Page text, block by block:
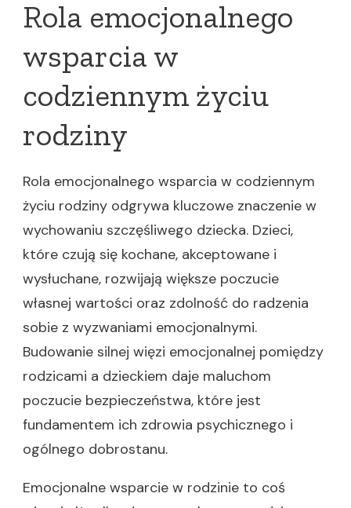
Rola emocjonalnego
wsparcia w
codziennym życiu
rodziny
Rola emocjonalnego wsparcia w codziennym
życiu rodziny odgrywa kluczowe znaczenie w
wychowaniu szczęśliwego dziecka. Dzieci,
które czują się kochane, akceptowane i
wysłuchane, rozwijają większe poczucie
własnej wartości oraz zdolność do radzenia
sobie z wyzwaniami emocjonalnymi.
Budowanie silnej więzi emocjonalnej pomiędzy
rodzicami a dzieckiem daje maluchom
poczucie bezpieczeństwa, które jest
fundamentem ich zdrowia psychicznego i
ogólnego dobrostanu.
Emocjonalne wsparcie w rodzinie to coś